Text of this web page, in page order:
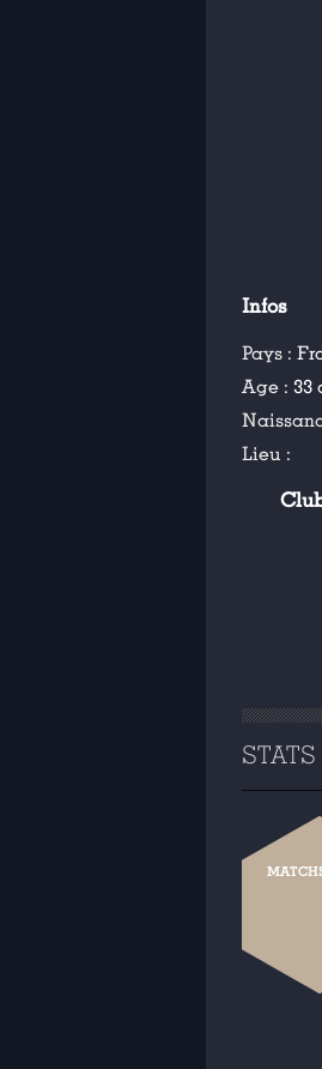
Infos
Pays :
Age : 33
Lieu :
STATS